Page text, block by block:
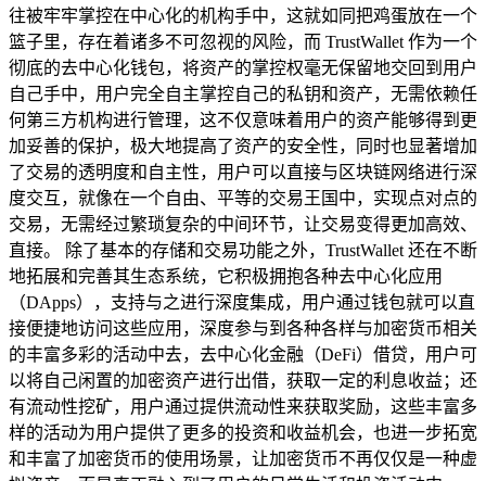
往被牢牢掌控在中心化的机构手中，这就如同把鸡蛋放在一个
篮子里，存在着诸多不可忽视的风险，而 TrustWallet 作为一个
彻底的去中心化钱包，将资产的掌控权毫无保留地交回到用户
自己手中，用户完全自主掌控自己的私钥和资产，无需依赖任
何第三方机构进行管理，这不仅意味着用户的资产能够得到更
加妥善的保护，极大地提高了资产的安全性，同时也显著增加
了交易的透明度和自主性，用户可以直接与区块链网络进行深
度交互，就像在一个自由、平等的交易王国中，实现点对点的
交易，无需经过繁琐复杂的中间环节，让交易变得更加高效、
直接。 除了基本的存储和交易功能之外，TrustWallet 还在不断
地拓展和完善其生态系统，它积极拥抱各种去中心化应用
（DApps），支持与之进行深度集成，用户通过钱包就可以直
接便捷地访问这些应用，深度参与到各种各样与加密货币相关
的丰富多彩的活动中去，去中心化金融（DeFi）借贷，用户可
以将自己闲置的加密资产进行出借，获取一定的利息收益；还
有流动性挖矿，用户通过提供流动性来获取奖励，这些丰富多
样的活动为用户提供了更多的投资和收益机会，也进一步拓宽
和丰富了加密货币的使用场景，让加密货币不再仅仅是一种虚